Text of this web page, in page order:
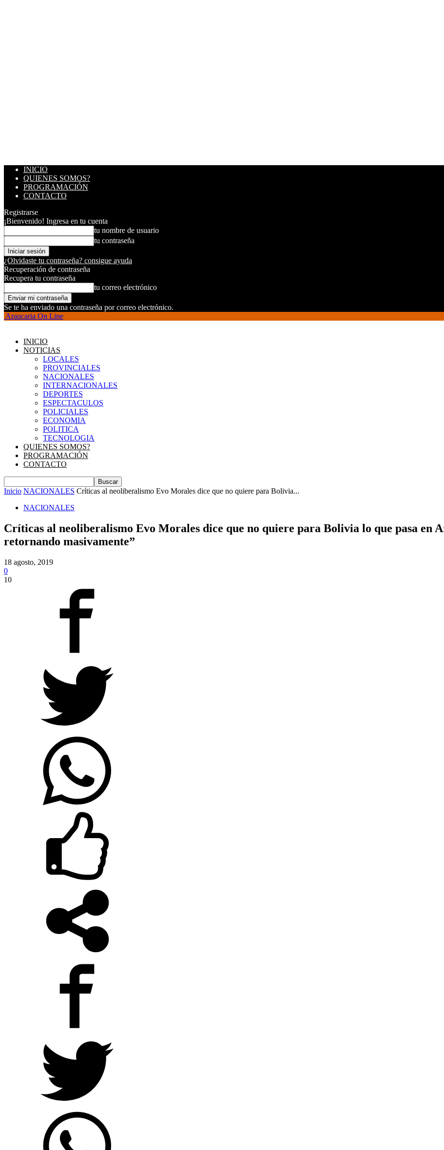
INICIO
QUIENES SOMOS?
PROGRAMACIÓN
CONTACTO
Registrarse
¡Bienvenido! Ingresa en tu cuenta
tu nombre de usuario
tu contraseña
¿Olvidaste tu contraseña? consigue ayuda
Recuperación de contraseña
Recupera tu contraseña
tu correo electrónico
Se te ha enviado una contraseña por correo electrónico.
Araucaria On Line
INICIO
NOTICIAS
LOCALES
PROVINCIALES
NACIONALES
INTERNACIONALES
DEPORTES
ESPECTACULOS
POLICIALES
ECONOMIA
POLITICA
TECNOLOGIA
QUIENES SOMOS?
PROGRAMACIÓN
CONTACTO
Inicio NACIONALES Críticas al neoliberalismo Evo Morales dice que no quiere para Bolivia...
NACIONALES
Críticas al neoliberalismo Evo Morales dice que no quiere para Bolivia lo que pasa en
retornando masivamente”
18 agosto, 2019
0
10